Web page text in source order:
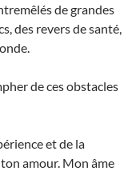
de grandes
des revers de santé,
de ces obstacles
et de la
amour. Mon âme